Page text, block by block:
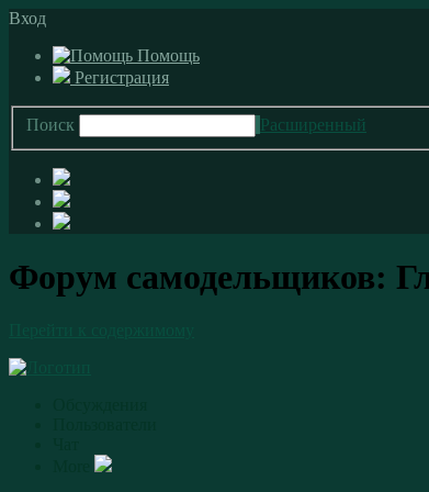
Вход
Помощь
Регистрация
Поиск Расширенный
Форум самодельщиков: